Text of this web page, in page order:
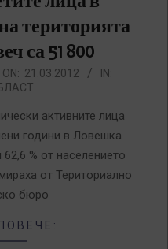
територията
са 51 800
ON: 21.03.2012
IN:
активните лица
години в Ловешка
% от населението
от Териториално
бюро